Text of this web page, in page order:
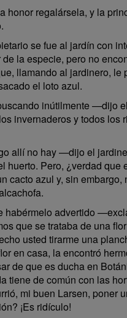
honor regalársela, y la
se fue al jardín con
la especie, pero no
llamando al jardinero, le
el loto azul.
inútilmente —dijo
invernaderos y todos los
allí no hay —dijo el
huerto. Pero, ¿verdad que
cacto azul y, sin embargo,
advertido
que se trataba de una
usted tirarme una
en casa, la encontró
de que es ducha en
tiene de común con las
mi buen Larsen, poner
¡Es ridículo!